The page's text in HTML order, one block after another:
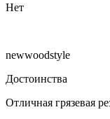
Нет
newwoodstyle
Достоинства
Отличная грязевая